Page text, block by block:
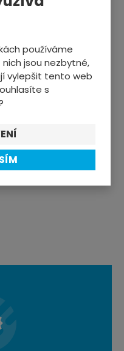
používáme
jsou nezbytné,
vylepšit tento web
s